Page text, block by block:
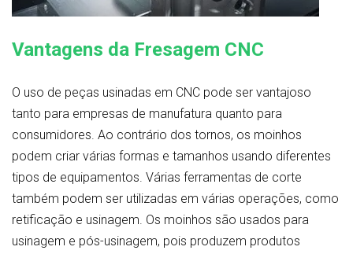
Vantagens da Fresagem CNC
O uso de peças usinadas em CNC pode ser vantajoso
tanto para empresas de manufatura quanto para
consumidores. Ao contrário dos tornos, os moinhos
podem criar várias formas e tamanhos usando diferentes
tipos de equipamentos. Várias ferramentas de corte
também podem ser utilizadas em várias operações, como
retificação e usinagem. Os moinhos são usados para
usinagem e pós-usinagem, pois produzem produtos